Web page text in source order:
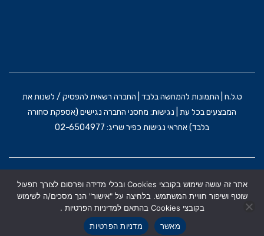
ט.ל.ח | התמונות להמחשה בלבד | החברה רשאית להפסיק / לשנות את
המבצעים בכל עת | נגישות: מחסני החברה נגישים (אספקת סחורה
בלבד) אחראי נגישות כפיר שריג: 02-6504977
תקנון אתר
מדניות הפרטיות הצהרת נגישות
אתר זה עושה שימוש בקובצי Cookies ובכלי מדידה ופרסום לצורך תפעול
שוטף ושיפור חוויית המשתמש. בלחיצה על "אישור" הנך מסכים/ה לשימוש
בקובצי Cookies בהתאם למדיניות הפרטיות .
מאשר
מדניות הפרטיות